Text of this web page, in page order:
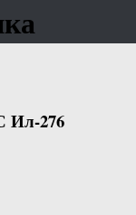
Ил-276